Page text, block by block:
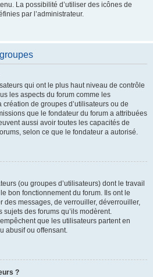
La possibilité d’utiliser des icônes de
par l’administrateur.
qui ont le plus haut niveau de contrôle
les aspects du forum comme les
de groupes d’utilisateurs ou de
que le fondateur du forum a attribuées
aussi avoir toutes les capacités de
selon ce que le fondateur a autorisé.
(ou groupes d’utilisateurs) dont le travail
bon fonctionnement du forum. Ils ont le
des messages, de verrouiller, déverrouiller,
des forums qu’ils modèrent.
que les utilisateurs partent en
abusif ou offensant.
?